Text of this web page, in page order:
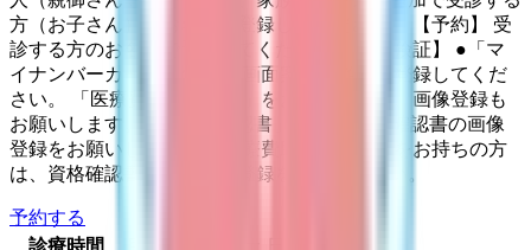
方（お子さん）のお名前を登録してください。 【予約】 受
診する方のお名前で予約してください。 【保険証】 ●「マ
イナンバーカード」の場合 画面案内に従って登録してくだ
さい。 「医療費助成の証書」をお持ちの方は、画像登録も
お願いします。 ●「資格確認書」の場合 資格確認書の画像
登録をお願いします。 「医療費助成の証書」をお持ちの方
は、資格確認書と共に画像登録をしてください。
予約する
診療時間